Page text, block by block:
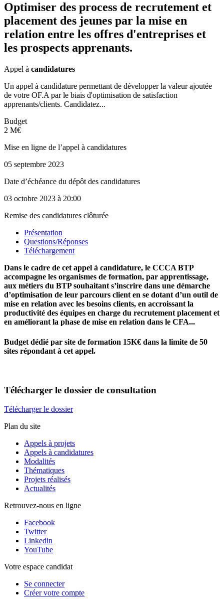
Optimiser des process de recrutement et
placement des jeunes par la mise en
relation entre les offres d'entreprises et
les prospects apprenants.
Appel à candidatures
Un appel à candidature permettant de développer la valeur ajoutée
de votre OF.A par le biais d'optimisation de satisfaction
apprenants/clients. Candidatez...
Budget
2 M€
Mise en ligne de l’appel à candidatures
05 septembre 2023
Date d’échéance du dépôt des candidatures
03 octobre 2023 à 20:00
Remise des candidatures clôturée
Présentation
Questions/Réponses
Téléchargement
Dans le cadre de cet appel à candidature, le CCCA BTP
accompagne les organismes de formation, par apprentissage,
aux métiers du BTP souhaitant s’inscrire dans une démarche
d’optimisation de leur parcours client en se dotant d’un outil de
mise en relation avec les besoins clients, en accroissant la
productivité des équipes en charge du recrutement placement et
en améliorant la phase de mise en relation dans le CFA...
Budget dédié par site de formation 15K€ dans la limite de 50
sites répondant à cet appel.
Télécharger le dossier de consultation
Télécharger le dossier
Plan du site
Appels à projets
Appels à candidatures
Modalités
Thématiques
Projets réalisés
Actualités
Retrouvez-nous en ligne
Facebook
Twitter
Linkedin
YouTube
Votre espace candidat
Se connecter
Créer votre compte